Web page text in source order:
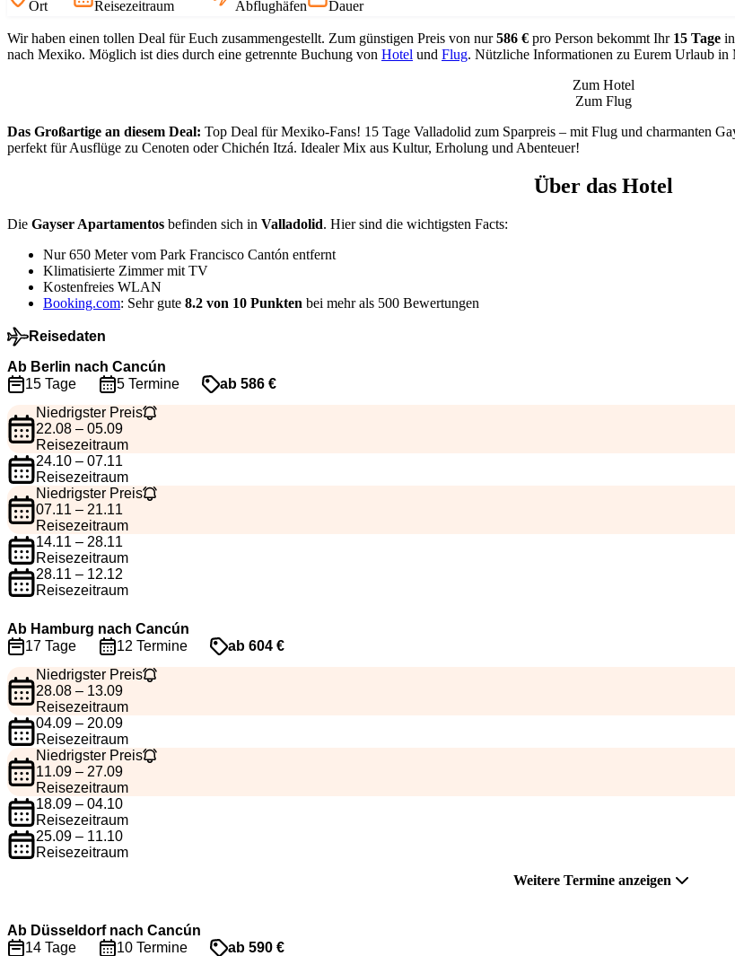
Ort
Reisezeitraum
Abflughäfen
Dauer
Wir haben einen tollen Deal für Euch zusammengestellt. Zum günstigen Preis von nur586 € pro Person bekommt Ihr 15 Tage
nach Mexiko. Möglich ist dies durch eine getrennte Buchung von Hotel und Flug. Nützliche Informationen zu Eurem Urlaub
Zum Hotel
Zum Flug
Das Großartige an diesem Deal: Top Deal für Mexiko-Fans! 15 Tage Valladolid zum Sparpreis – mit Flug und charmanten
perfekt für Ausflüge zu Cenoten oder Chichén Itzá. Idealer Mix aus Kultur, Erholung und Abenteuer!
Über das Hotel
Die Gayser Apartamentos befinden sich in Valladolid. Hier sind die wichtigsten Facts:
Nur 650 Meter vom Park Francisco Cantón entfernt
Klimatisierte Zimmer mit TV
Kostenfreies WLAN
Booking.com: Sehr gute 8.2 von 10 Punkten bei mehr als 500 Bewertungen
Reisedaten
Ab Berlin nach Cancún
15 Tage
5 Termine
ab 586 €
Niedrigster Preis
22.08 – 05.09
Reisezeitraum
24.10 – 07.11
Reisezeitraum
Niedrigster Preis
07.11 – 21.11
Reisezeitraum
14.11 – 28.11
Reisezeitraum
28.11 – 12.12
Reisezeitraum
Ab Hamburg nach Cancún
17 Tage
12 Termine
ab 604 €
Niedrigster Preis
28.08 – 13.09
Reisezeitraum
04.09 – 20.09
Reisezeitraum
Niedrigster Preis
11.09 – 27.09
Reisezeitraum
18.09 – 04.10
Reisezeitraum
25.09 – 11.10
Reisezeitraum
Weitere Termine anzeigen
Ab Düsseldorf nach Cancún
14 Tage
10 Termine
ab 590 €